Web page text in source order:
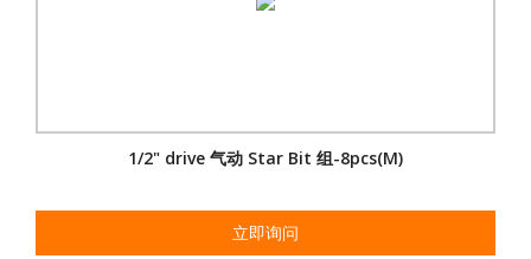
1/2" drive 气动 Star Bit 组-8pcs(M)
立即询问